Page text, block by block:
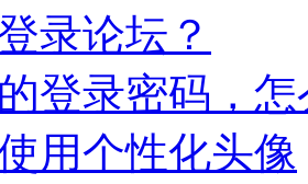
录论坛？
登录密码，
用个性化头像